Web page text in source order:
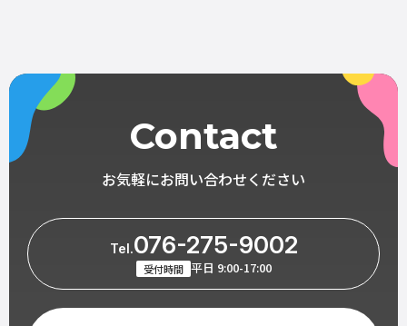
Contact
お気軽にお問い合わせください
Tel.076-275-9002
受付時間 平日 9:00-17:00